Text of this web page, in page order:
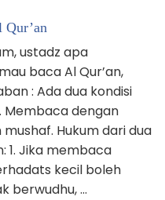
Qur’an
ustadz apa
baca Al Qur’an,
: Ada dua kondisi
Membaca dengan
Hukum dari dua
1. Jika membaca
kecil boleh
berwudhu, …